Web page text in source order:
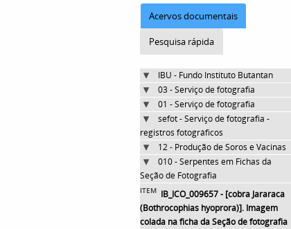
Acervos documentais
Pesquisa rápida
IBU - Fundo Instituto Butantan
03 - Serviço de fotografia
01 - Serviço de fotografia
sefot - Serviço de fotografia -
registros fotográficos
12 - Produção de Soros e Vacinas
010 - Serpentes em Fichas da
Seção de Fotografia
ITEM IB_ICO_009657 - [cobra Jararaca
(Bothrocophias hyoprora)]. Imagem
colada na ficha da Seção de fotografia